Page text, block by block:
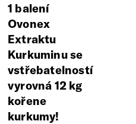
1 balení
Ovonex
Extraktu
Kurkuminu se
vstřebatelností
vyrovná 12 kg
kořene
kurkumy!